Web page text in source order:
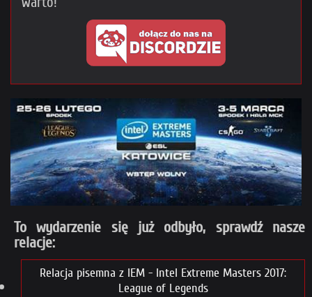
To wydarzenie się już odbyło, sprawdź nasze
relacje:
Relacja pisemna z IEM - Intel Extreme Masters 2017:
League of Legends